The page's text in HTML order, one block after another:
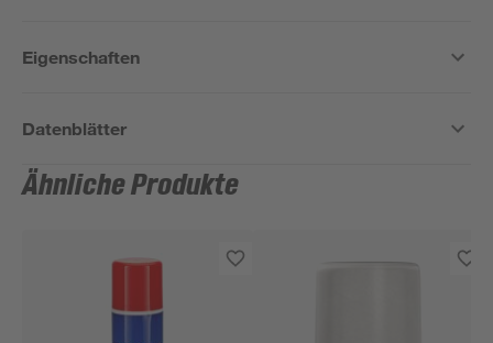
Eigenschaften
Datenblätter
Ähnliche Produkte